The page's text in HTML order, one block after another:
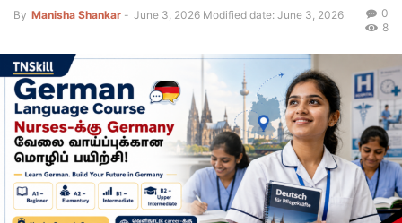
By Manisha Shankar - June 3, 2026 Modified date: June 3, 2026
0
8